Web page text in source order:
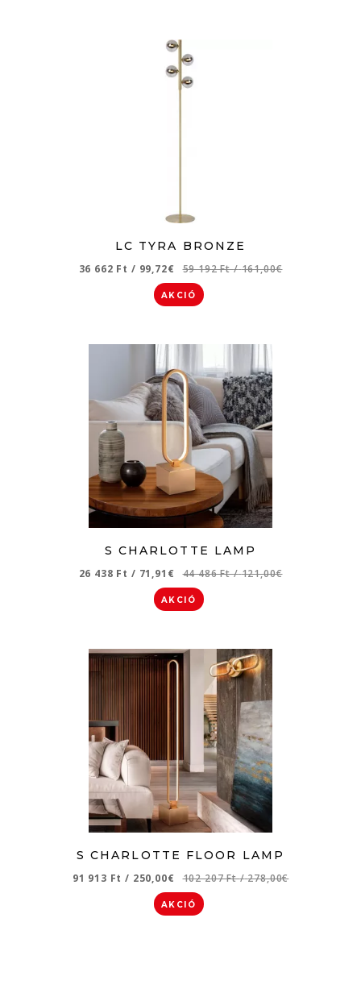
LC TYRA BRONZE
36 662 Ft / 99,72€ 59 192 Ft/ 161,00€
AKCIÓ
S CHARLOTTE LAMP
26 438 Ft / 71,91€ 44 486 Ft/ 121,00€
AKCIÓ
S CHARLOTTE FLOOR LAMP
91 913 Ft/ 250,00€ 102 207 Ft/ 278,00€
AKCIÓ